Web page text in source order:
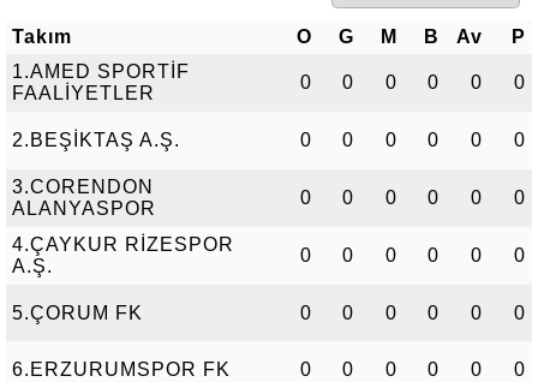
Takım O G M B Av
P
1.AMED SPORTİF
FAALİYETLER
0 0 0 0 0 0
2.BEŞİKTAŞ A.Ş. 0 0 0 0 0 0
3.CORENDON
ALANYASPOR
0 0 0 0 0 0
4.ÇAYKUR RİZESPOR
A.Ş.
0 0 0 0 0 0
5.ÇORUM FK 0 0 0 0 0 0
6.ERZURUMSPOR FK 0 0 0 0 0 0